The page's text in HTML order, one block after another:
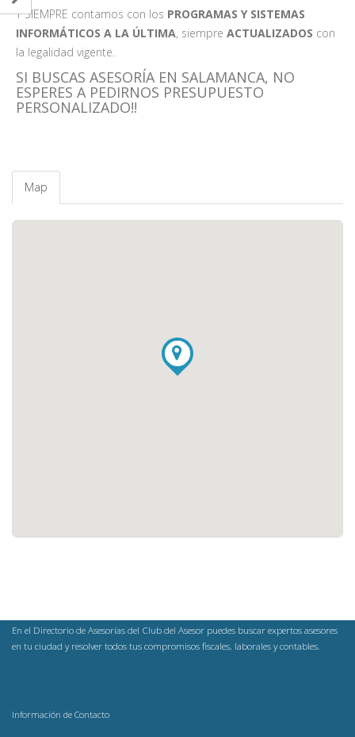
Y SIEMPRE contamos con los PROGRAMAS Y SISTEMAS
INFORMÁTICOS A LA ÚLTIMA, siempre ACTUALIZADOS con
la legalidad vigente.
SI BUSCAS ASESORÍA EN SALAMANCA, NO
ESPERES A PEDIRNOS PRESUPUESTO
PERSONALIZADO!!
Map
En el Directorio de Asesorías del Club del Asesor puedes buscar expertos asesores
en tu ciudad y resolver todos tus compromisos fiscales, laborales y contables.
Información de Contacto